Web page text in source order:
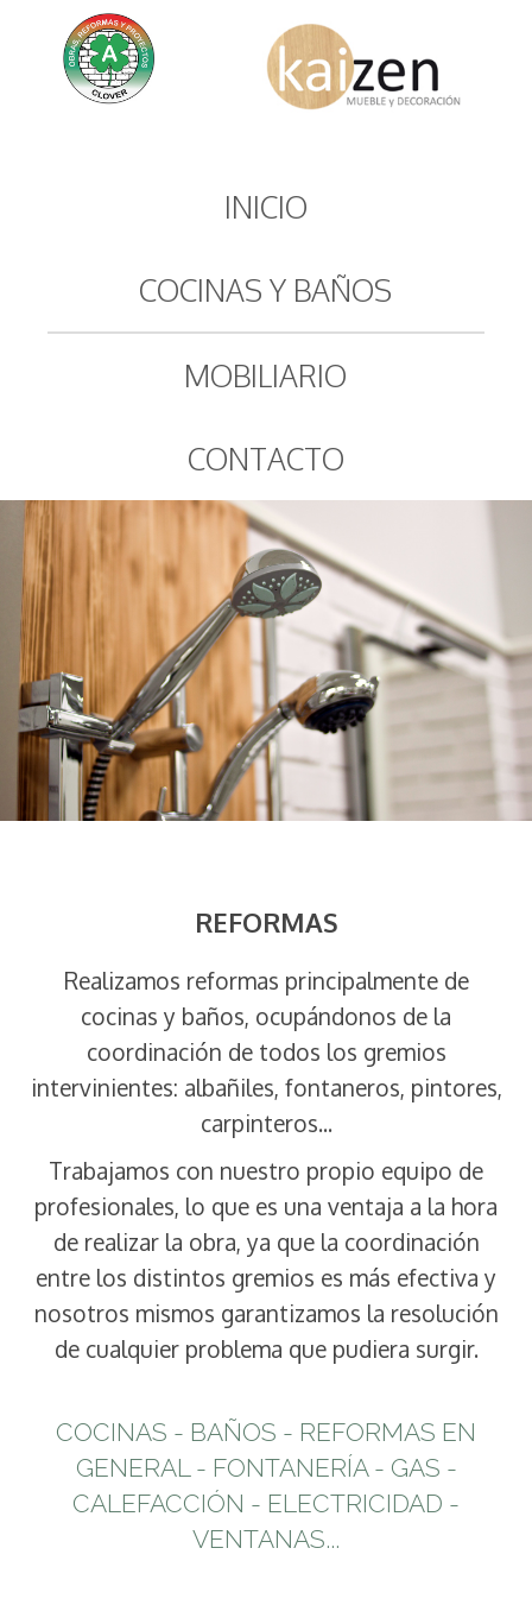
INICIO
COCINAS Y BAÑOS
MOBILIARIO
CONTACTO
REFORMAS
Realizamos reformas principalmente de
cocinas y baños, ocupándonos de la
coordinación de todos los gremios
intervinientes: albañiles, fontaneros, pintores,
carpinteros...
Trabajamos con nuestro propio equipo de
profesionales, lo que es una ventaja a la hora
de realizar la obra, ya que la coordinación
entre los distintos gremios es más efectiva y
nosotros mismos garantizamos la resolución
de cualquier problema que pudiera surgir.
COCINAS - BAÑOS - REFORMAS EN
GENERAL - FONTANERÍA - GAS -
CALEFACCIÓN - ELECTRICIDAD -
VENTANAS...